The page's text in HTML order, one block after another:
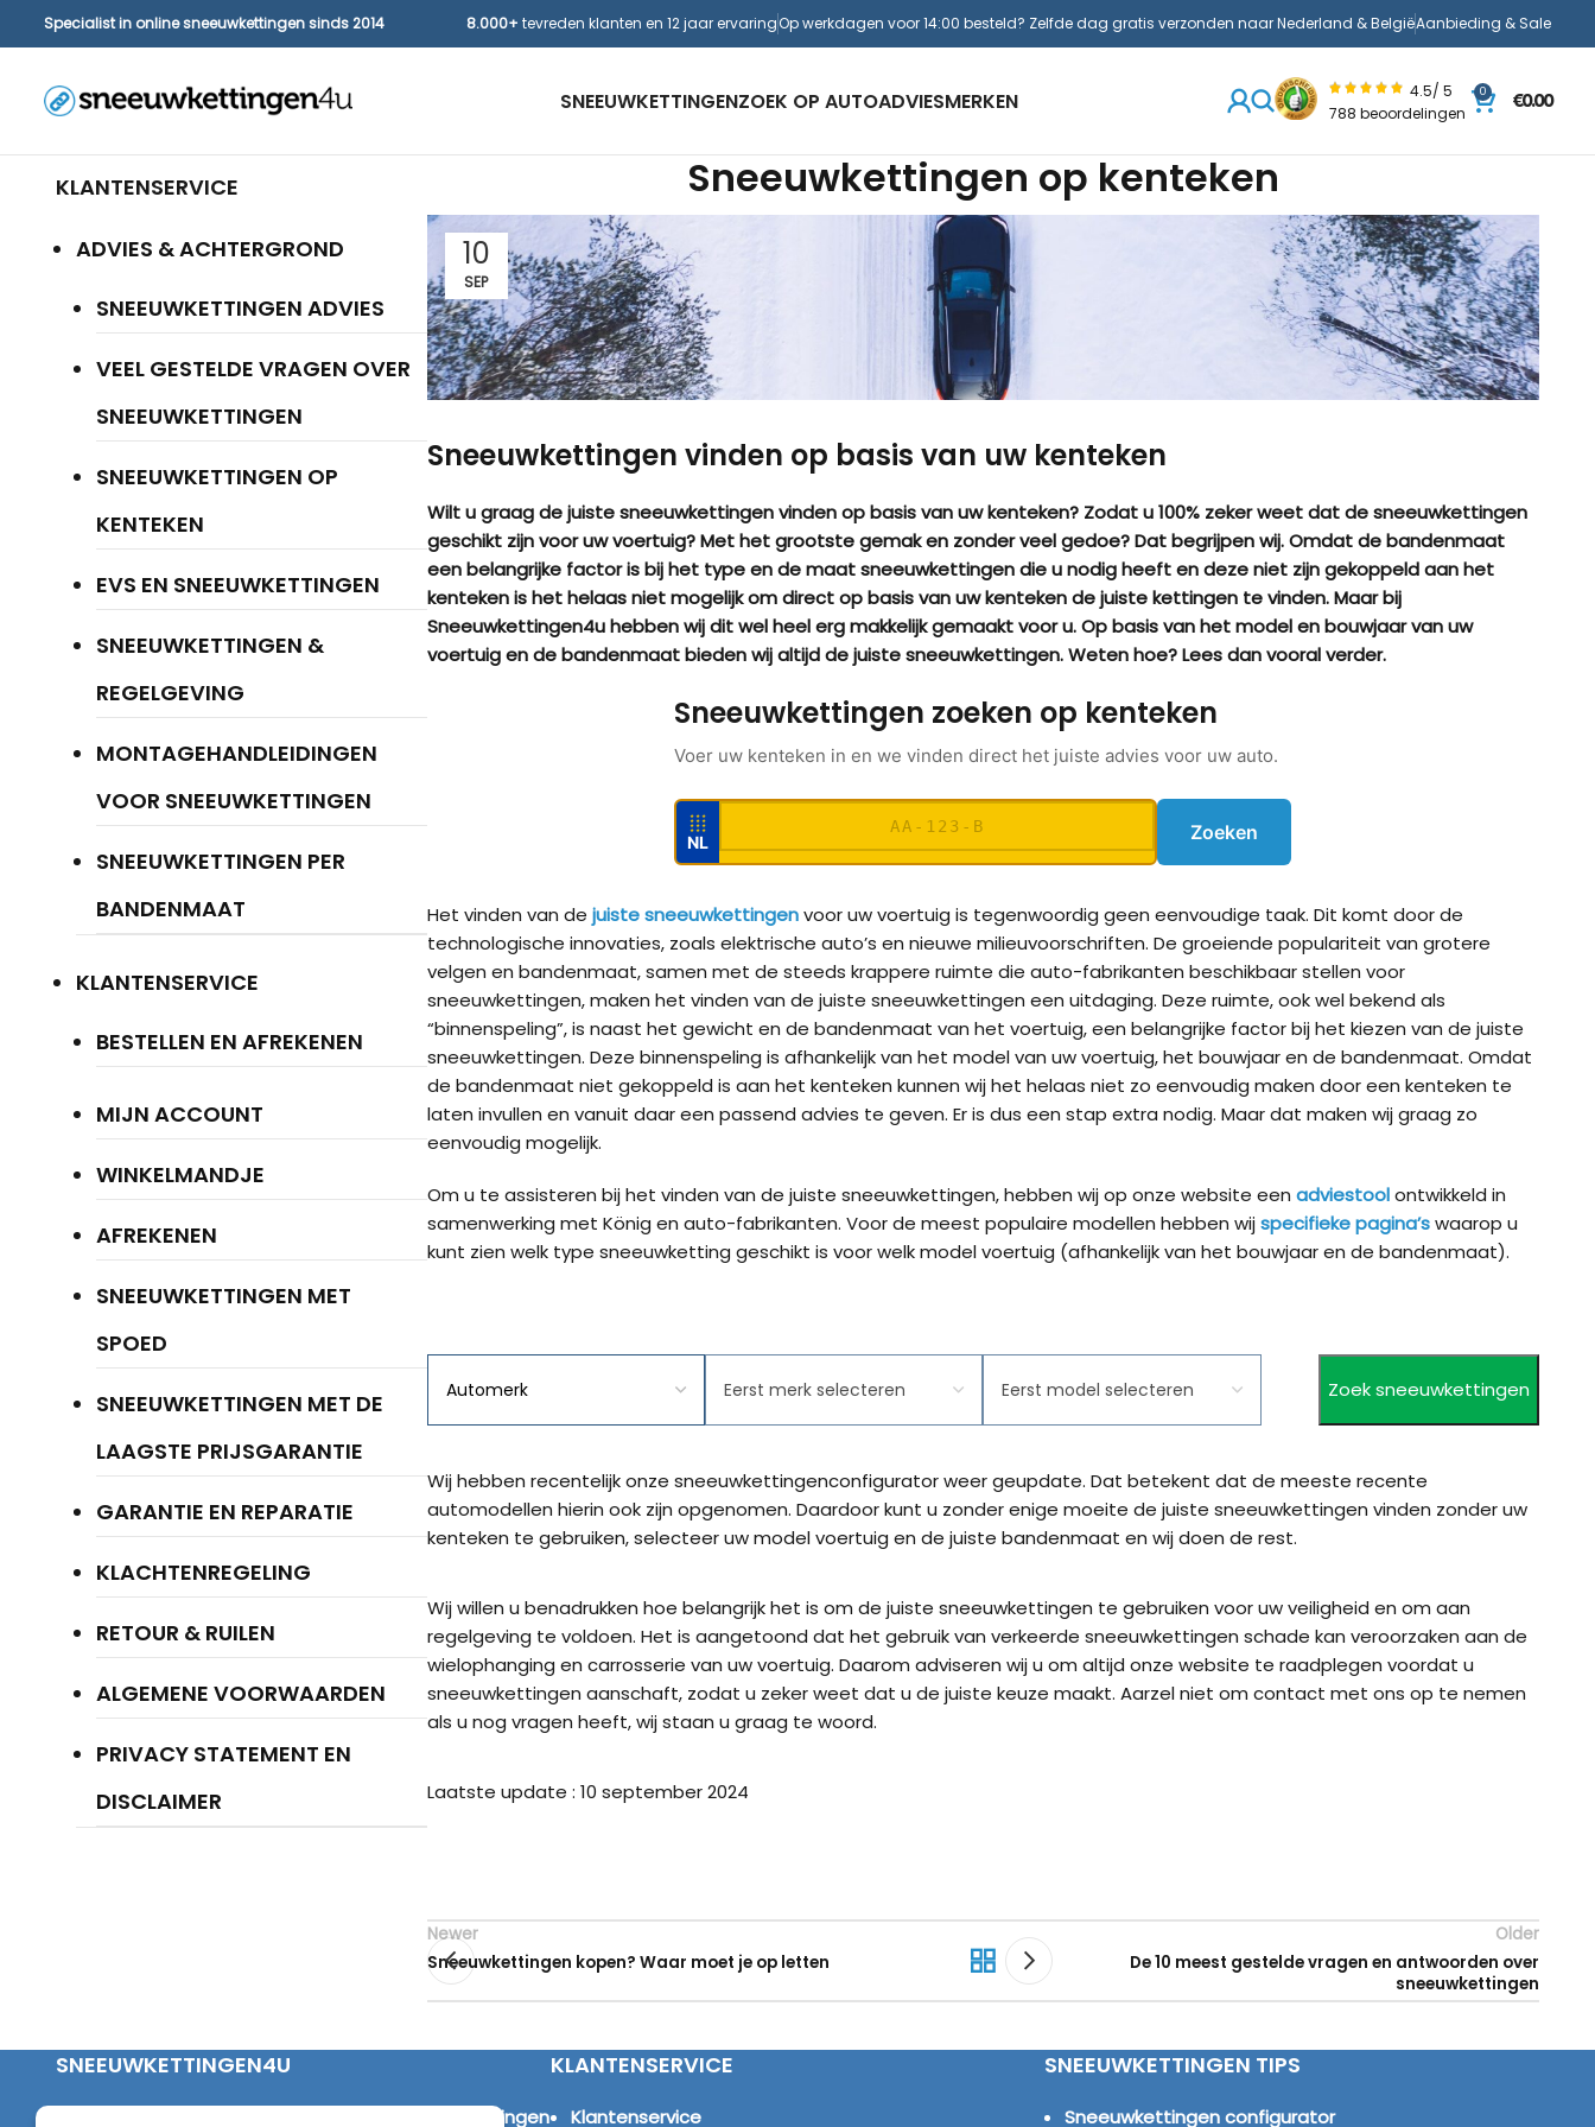
Specialist in online sneeuwkettingen sinds 2014 8.000+ tevreden klanten en 12 jaar ervaringOp werkdagen voor 14:00 besteld? Zelfde dag gratis verzonden naar Nederland & BelgiëAanbieding & Sale
SNEEUWKETTINGENZOEK OP AUTOADVIESMERKEN
König CB-12 König CB-7 (7mm)
König Easy-Fit CU-9 König Easy-Fit voor SUV’s König K-
König K-Summit XL voor
König K-Summit XXL voor
König XB-16 (16mm) voor
4×4 en SUV
König XD-16 Pro
4.5/ 5
788 beoordelingen
0
€0.00
Sneeuwkettingen op kenteken
10
SEP
Sneeuwkettingen vinden op basis van uw kenteken
Wilt u graag de juiste sneeuwkettingen vinden op basis van uw kenteken? Zodat u 100% zeker weet dat de sneeuwkettingen
geschikt zijn voor uw voertuig? Met het grootste gemak en zonder veel gedoe? Dat begrijpen wij. Omdat de bandenmaat
een belangrijke factor is bij het type en de maat sneeuwkettingen die u nodig heeft en deze niet zijn gekoppeld aan het
kenteken is het helaas niet mogelijk om direct op basis van uw kenteken de juiste kettingen te vinden. Maar bij
Sneeuwkettingen4u hebben wij dit wel heel erg makkelijk gemaakt voor u. Op basis van het model en bouwjaar van uw
voertuig en de bandenmaat bieden wij altijd de juiste sneeuwkettingen. Weten hoe? Lees dan vooral verder.
Sneeuwkettingen zoeken op kenteken
Voer uw kenteken in en we vinden direct het juiste advies voor uw auto.
★★★
★★★
★★★
★★★
NL Zoeken
Het vinden van de juiste sneeuwkettingenvoor uw voertuig is tegenwoordig geen eenvoudige taak. Dit komt door de
technologische innovaties, zoals elektrische auto’s en nieuwe milieuvoorschriften. De groeiende populariteit van grotere
velgen en bandenmaat, samen met de steeds krappere ruimte die auto-fabrikanten beschikbaar stellen voor
sneeuwkettingen, maken het vinden van de juiste sneeuwkettingen een uitdaging. Deze ruimte, ook wel bekend als
“binnenspeling”, is naast het gewicht en de bandenmaat van het voertuig, een belangrijke factor bij het kiezen van de juiste
sneeuwkettingen. Deze binnenspeling is afhankelijk van het model van uw voertuig, het bouwjaar en de bandenmaat. Omdat
de bandenmaat niet gekoppeld is aan het kenteken kunnen wij het helaas niet zo eenvoudig maken door een kenteken te
laten invullen en vanuit daar een passend advies te geven. Er is dus een stap extra nodig. Maar dat maken wij graag zo
eenvoudig mogelijk.
Om u te assisteren bij het vinden van de juiste sneeuwkettingen, hebben wij op onze website een adviestoolontwikkeld in
samenwerking met König en auto-fabrikanten. Voor de meest populaire modellen hebben wijspecifieke pagina’swaarop u
kunt zien welk type sneeuwketting geschikt is voor welk model voertuig (afhankelijk van het bouwjaar en de bandenmaat).
Wij hebben recentelijk onze sneeuwkettingenconfigurator weer geupdate. Dat betekent dat de meeste recente
automodellen hierin ook zijn opgenomen. Daardoor kunt u zonder enige moeite de juiste sneeuwkettingen vinden zonder uw
kenteken te gebruiken, selecteer uw model voertuig en de juiste bandenmaat en wij doen de rest.
Wij willen u benadrukken hoe belangrijk het is om de juiste sneeuwkettingen te gebruiken voor uw veiligheid en om aan
regelgeving te voldoen. Het is aangetoond dat het gebruik van verkeerde sneeuwkettingen schade kan veroorzaken aan de
wielophanging en carrosserie van uw voertuig. Daarom adviseren wij u om altijd onze website te raadplegen voordat u
sneeuwkettingen aanschaft, zodat u zeker weet dat u de juiste keuze maakt. Aarzel niet om contact met ons op te nemen
als u nog vragen heeft, wij staan u graag te woord.
Laatste update : 10 september 2024
Newer
Sneeuwkettingen kopen? Waar moet je op letten
Older
De 10 meest gestelde vragen en antwoorden over
sneeuwkettingen
KLANTENSERVICE
ADVIES & ACHTERGROND
SNEEUWKETTINGEN ADVIES
VEEL GESTELDE VRAGEN OVER
SNEEUWKETTINGEN
SNEEUWKETTINGEN OP
KENTEKEN
EVS EN SNEEUWKETTINGEN
SNEEUWKETTINGEN &
REGELGEVING
MONTAGEHANDLEIDINGEN
VOOR SNEEUWKETTINGEN
SNEEUWKETTINGEN PER
BANDENMAAT
KLANTENSERVICE
BESTELLEN EN AFREKENEN
MIJN ACCOUNT
WINKELMANDJE
AFREKENEN
SNEEUWKETTINGEN MET
SPOED
SNEEUWKETTINGEN MET DE
LAAGSTE PRIJSGARANTIE
GARANTIE EN REPARATIE
KLACHTENREGELING
RETOUR & RUILEN
ALGEMENE VOORWAARDEN
PRIVACY STATEMENT EN
DISCLAIMER
SNEEUWKETTINGEN4U
sneeuwkettingen
KLANTENSERVICE
Klantenservice
SNEEUWKETTINGEN TIPS
Sneeuwkettingen configurator